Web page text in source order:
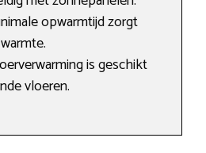
opwarmtijd zorgt
is geschikt
vloeren.